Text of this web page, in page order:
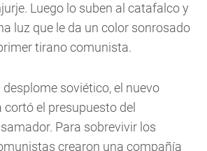
Luego lo suben al catafalco y
luz que le da un color sonrosado
tirano comunista.
desplome soviético, el nuevo
cortó el presupuesto del
Para sobrevivir los
crearon una compañía